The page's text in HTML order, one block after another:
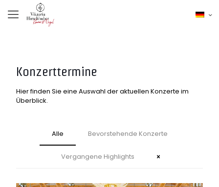
Konzerttermine
Hier finden Sie eine Auswahl der aktuellen Konzerte im
Überblick.
Alle Bevorstehende Konzerte
Vergangene Highlights